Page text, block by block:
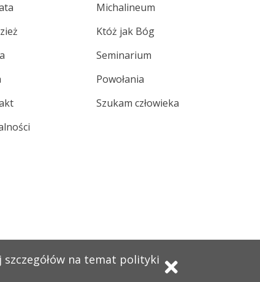
Michalineum
Któż jak Bóg
Seminarium
Powołania
Szukam człowieka
szczegółów na temat polityki